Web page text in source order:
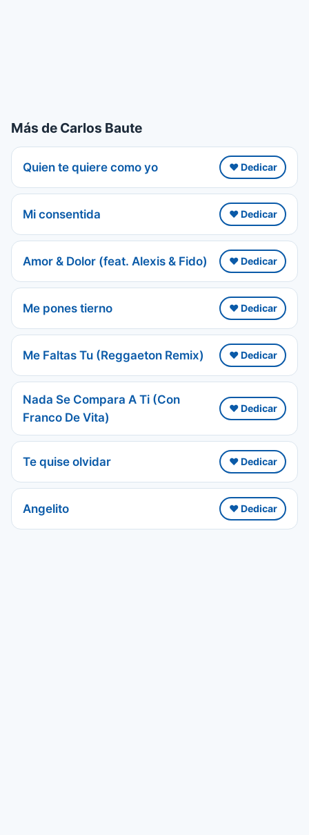
Más de Carlos Baute
Quien te quiere como yo ❤️ Dedicar
Mi consentida ❤️ Dedicar
Amor & Dolor (feat. Alexis & Fido) ❤️ Dedicar
Me pones tierno ❤️ Dedicar
Me Faltas Tu (Reggaeton Remix) ❤️ Dedicar
Nada Se Compara A Ti (Con
Franco De Vita)
❤️ Dedicar
Te quise olvidar ❤️ Dedicar
Angelito ❤️ Dedicar